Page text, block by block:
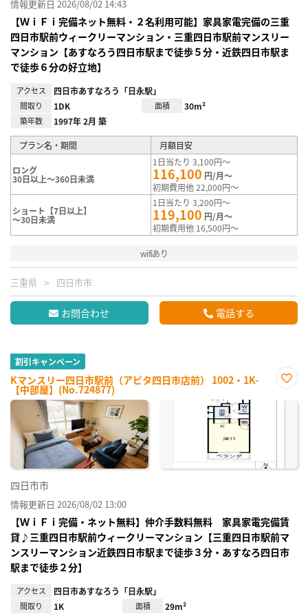
情報更新日 2026/08/02 14:43
【ＷｉＦｉ完備ネット無料・２名利用可能】家具家電完備の三重
四日市駅前ウィークリーマンション・三重四日市駅前マンスリー
マンション【あすなろう四日市駅まで徒歩５分・近鉄四日市駅ま
で徒歩６分の好立地】
アクセス 四日市あすなろう「日永駅」
間取り 1DK 面積 30m²
築年数 1997年 2月 築
プラン名・期間 月額目安
ロング
30日以上～360日未満
1日当たり 3,100円～
116,100 円/月～
初期費用他 22,000円～
ショート【7日以上】
～30日未満
1日当たり 3,200円～
119,100 円/月～
初期費用他 16,500円～
wifiあり
三重県 四日市市
お問合わせ 電話する
割引キャンペーン
Kマンスリー四日市駅前（アピタ四日市店前） 1002・1K-
【中部屋】(No.724877)
に入
四日市市
情報更新日 2026/08/02 13:00
【ＷｉＦｉ完備・ネット無料】仲介手数料無料 家具家電完備賃
貸♪三重四日市駅前ウィークリーマンション【三重四日市駅前マ
ンスリーマンション近鉄四日市駅まで徒歩３分・あすなろ四日市
駅まで徒歩２分】
アクセス 四日市あすなろう「日永駅」
間取り 1K 面積 29m²